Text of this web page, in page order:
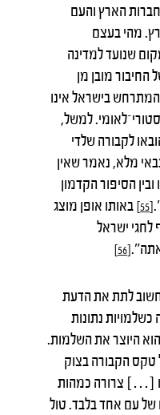
הארץ והעם
מהי בעצם
שנועד למדינה
מובן מן
בישראל אינו
למשל,
לקבורה שלדי
מלא, נאמר שאין
הסיפור הקדמון
[55]
באותו אופן מוצג
לחגי ישראל
[56]
חשוב לתת את הדעת
נתונות
הוא היוצר את השלמות.
הקבורה בצוק
[…] צרורה כמהות
של עם אחד בלבד. טול